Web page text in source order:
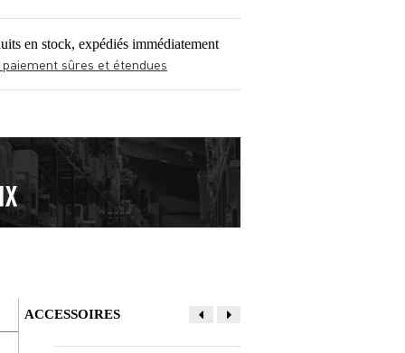
en stock, expédiés immédiatement
sûres et étendues
ACCESSOIRES